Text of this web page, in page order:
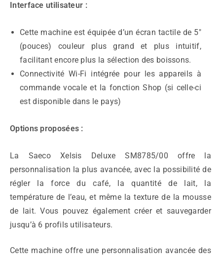
Interface utilisateur :
Cette machine est équipée d’un écran tactile de 5″
(pouces) couleur plus grand et plus intuitif,
facilitant encore plus la sélection des boissons.
Connectivité Wi-Fi intégrée pour les appareils à
commande vocale et la fonction Shop (si celle-ci
est disponible dans le pays)
Options proposées :
La Saeco Xelsis Deluxe SM8785/00 offre la
personnalisation la plus avancée, avec la possibilité de
régler la force du café, la quantité de lait, la
température de l’eau, et même la texture de la mousse
de lait. Vous pouvez également créer et sauvegarder
jusqu’à 6 profils utilisateurs.
Cette machine offre une personnalisation avancée des